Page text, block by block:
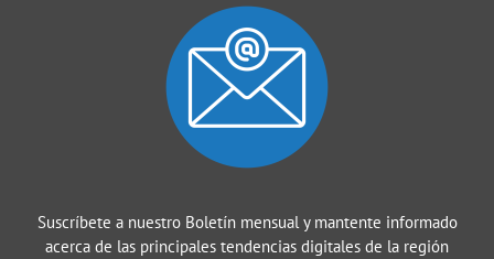
Suscríbete a nuestro Boletín mensual y mantente informado
acerca de las principales tendencias digitales de la región